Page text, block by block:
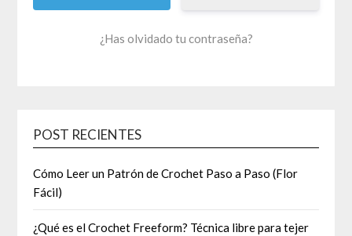
¿Has olvidado tu contraseña?
POST RECIENTES
Cómo Leer un Patrón de Crochet Paso a Paso (Flor
Fácil)
¿Qué es el Crochet Freeform? Técnica libre para tejer